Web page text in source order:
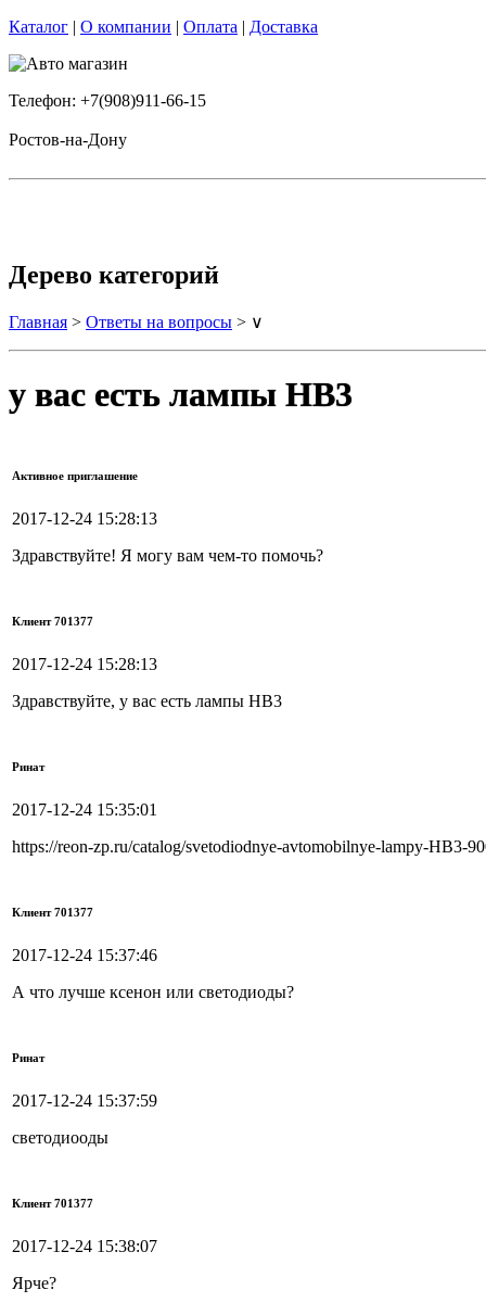
Каталог | О компании | Оплата | Доставка
Телефон: +7(908)911-66-15
Ростов-на-Дону
Дерево категорий
Главная > Ответы на вопросы > ∨
у вас есть лампы HB3
Активное приглашение
2017-12-24 15:28:13
Здравствуйте! Я могу вам чем-то помочь?
Клиент 701377
2017-12-24 15:28:13
Здравствуйте, у вас есть лампы HB3
Ринат
2017-12-24 15:35:01
https://reon-zp.ru/catalog/svetodiodnye-avtomobilnye-lampy-HB3-
Клиент 701377
2017-12-24 15:37:46
А что лучше ксенон или светодиоды?
Ринат
2017-12-24 15:37:59
светодиооды
Клиент 701377
2017-12-24 15:38:07
Ярче?